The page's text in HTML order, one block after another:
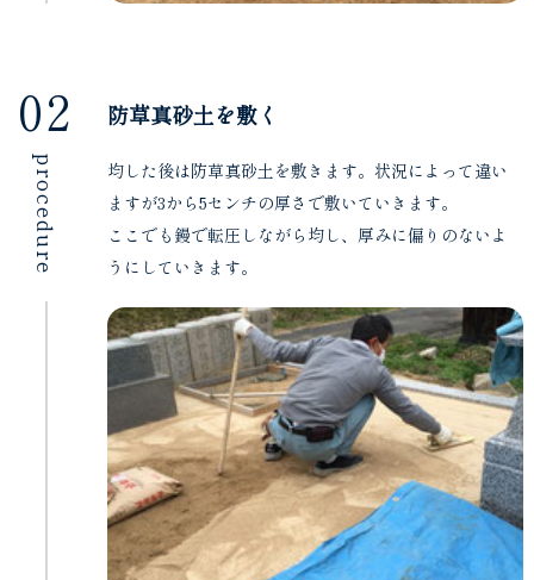
02
procedure
防草真砂土を敷く
均した後は防草真砂土を敷きます。状況によって違い
ますが3から5センチの厚さで敷いていきます。
ここでも鏝で転圧しながら均し、厚みに偏りのないよ
うにしていきます。